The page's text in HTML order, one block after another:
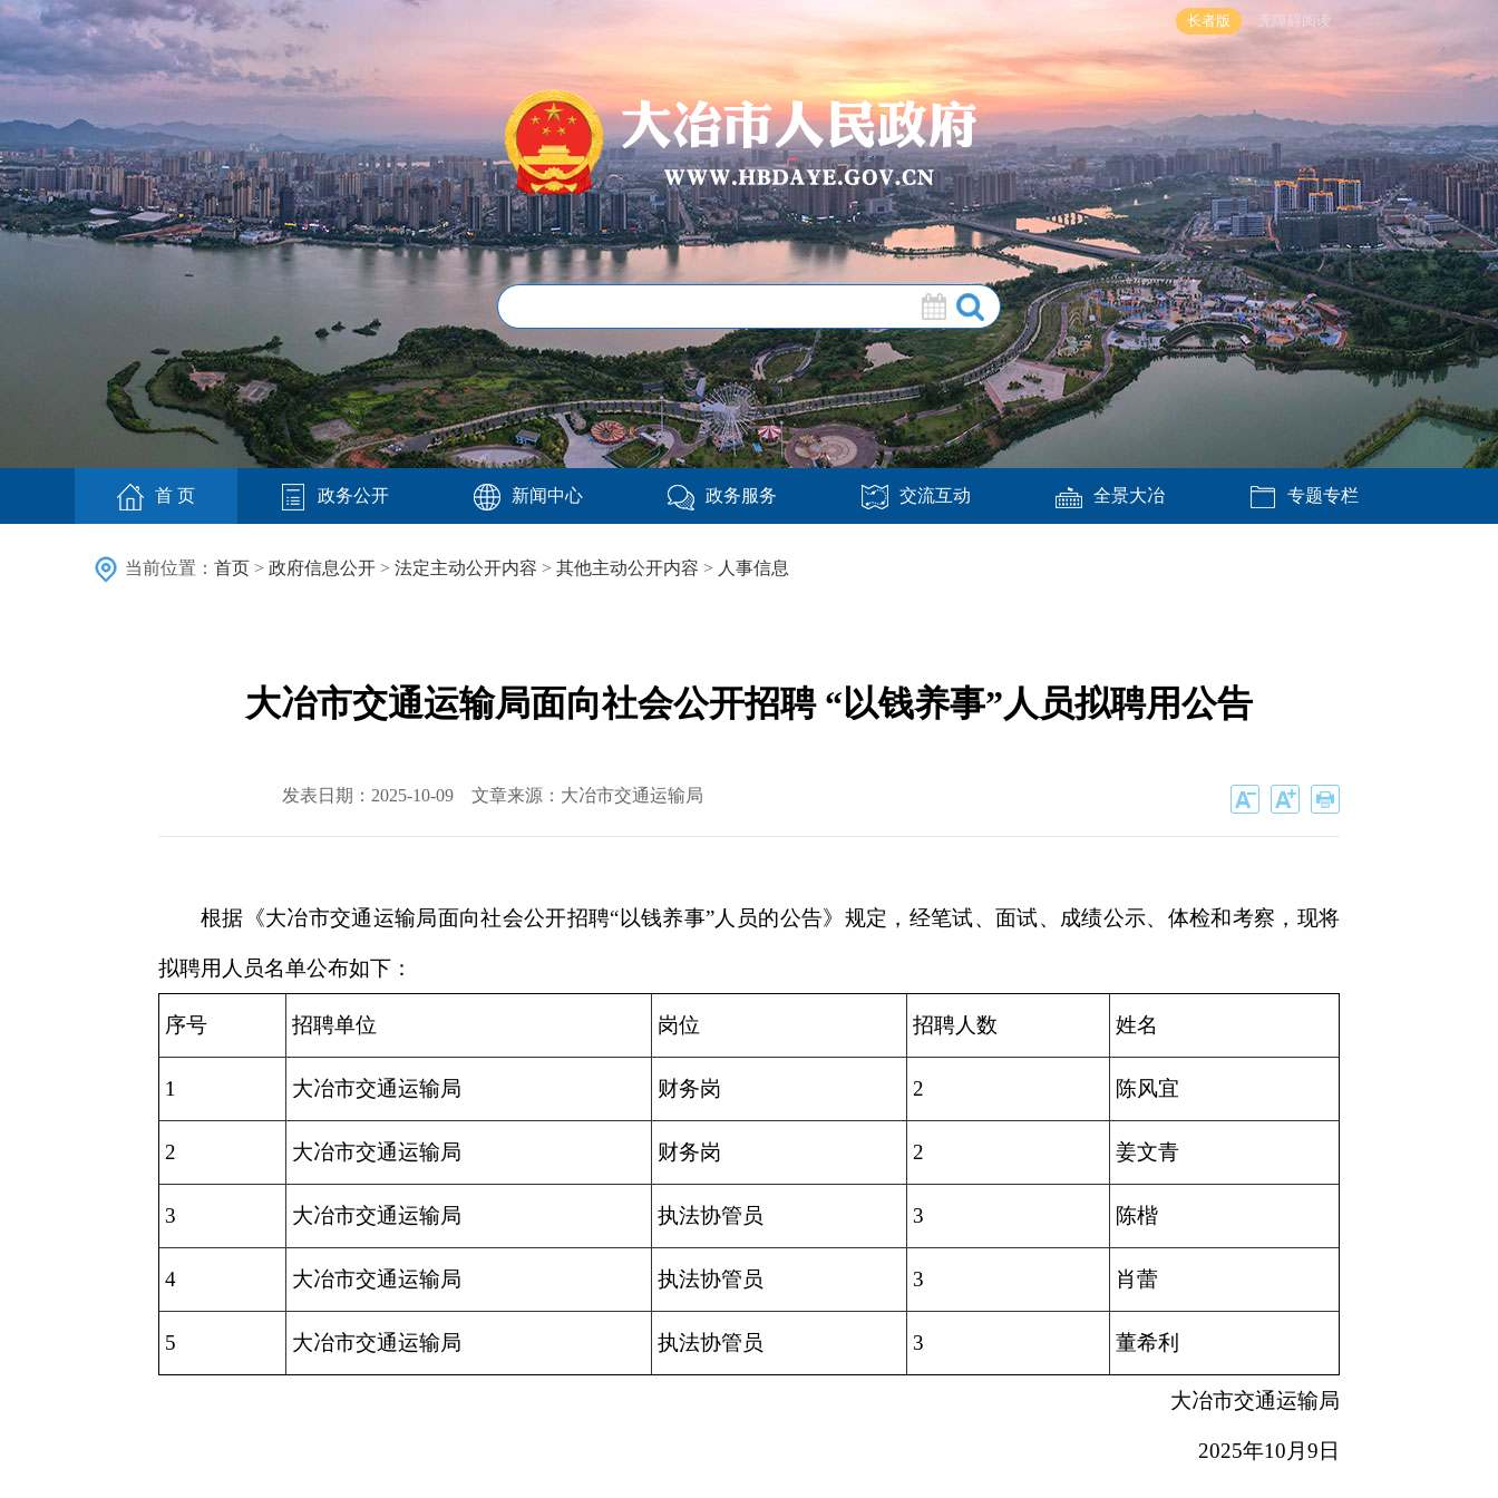
长者版 无障碍阅读
首 页 政务公开 新闻中心 政务服务 交流互动 全景大冶 专题专栏
当前位置： 首页 > 政府信息公开 > 法定主动公开内容 > 其他主动公开内容 > 人事信息
大冶市交通运输局面向社会公开招聘 “以钱养事”人员拟聘用公告
发表日期：2025-10-09 文章来源：大冶市交通运输局
根据《大冶市交通运输局面向社会公开招聘“以钱养事”人员的公告》规定，经笔试、面试、成绩公示、体检和考察，现将
拟聘用人员名单公布如下：
序号 招聘单位 岗位 招聘人数 姓名
1 大冶市交通运输局 财务岗 2 陈风宜
2 大冶市交通运输局 财务岗 2 姜文青
3 大冶市交通运输局 执法协管员 3 陈楷
4 大冶市交通运输局 执法协管员 3 肖蕾
5 大冶市交通运输局 执法协管员 3 董希利
大冶市交通运输局
2025年10月9日